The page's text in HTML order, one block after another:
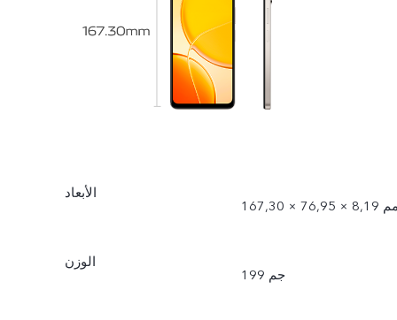
الأبعاد
76,95 × 8,19 مم
الوزن
199 جم